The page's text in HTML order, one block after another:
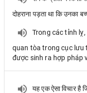
दोहराना पड़ता था कि उनका
Trong các tỉnh
quan tòa trong cục lưu
được sinh ra hợp pháp
यह एक ऐसा विचार है